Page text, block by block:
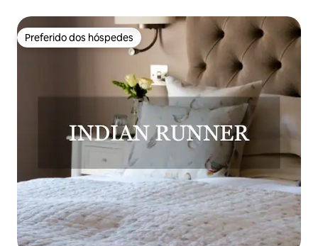
Preferido dos hóspedes
Preferido dos hóspedes